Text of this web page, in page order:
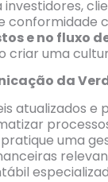
investidores,
conformidade
e no fluxo
criar uma
da
atualizados e
uma